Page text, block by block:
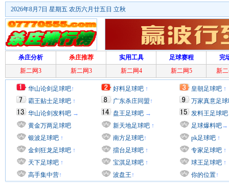
2026年8月7日 星期五 农历六月廿五日 立秋
杀庄分析 杀庄推荐 实用工具 足球赛程
完
新二网3
新二网3 新二网4 新二网5 新
华山论剑足球吧↑
霸王贴士足球吧 ↑
华山论剑发料吧 →
黄金万两足球吧
银波足球吧 ↑
金剑狂龙足球吧 ↑
天下足球吧 ↑
高手集中营↑
好料足球吧 ↑
广东杀庄同盟↑
盘王足球吧 →
新天地足球吧 ↑
南方足球吧↑
擂台足球吧 ↑
宝淇足球吧 ↑
波盘王↑
皇朝足球吧 ↑
万家真意足
发料王足球吧
足球爆料吧→
pk足球吧 ↑
专家足球吧 ↑
球王足球吧 ↑
你的位置↑